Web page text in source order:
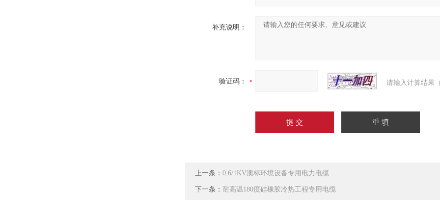
补充说明：
验证码： 请输入计算结果
上一条： 0.6/1KV澳标环境设备专用电力电缆
下一条： 耐高温180度硅橡胶冷热工程专用电缆